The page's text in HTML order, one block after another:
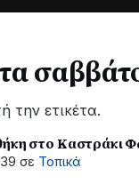
την ετικέτα.
στο Καστράκι
σε Τοπικά